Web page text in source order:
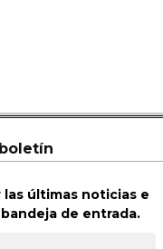
últimas noticias e
de entrada.